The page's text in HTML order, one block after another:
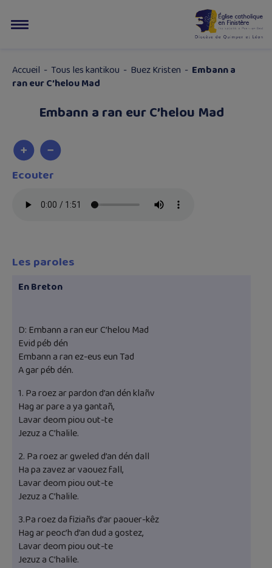
Accueil - Tous les kantikou - Buez Kristen - Embann a
ran eur C’helou Mad
Embann a ran eur C’helou Mad
Ecouter
Les paroles
En Breton
D: Embann a ran eur C’helou Mad
Evid péb dén
Embann a ran ez-eus eun Tad
A gar péb dén.
1. Pa roez ar pardon d’an dén klañv
Hag ar pare a ya gantañ,
Lavar deom piou out-te
Jezuz a C’halile.
2. Pa roez ar gweled d’an dén dall
Ha pa zavez ar vaouez fall,
Lavar deom piou out-te
Jezuz a C’halile.
3.Pa roez da fiziañs d’ar paouer-kêz
Hag ar peoc’h d’an dud a gostez,
Lavar deom piou out-te
Jezuz a C’halile.